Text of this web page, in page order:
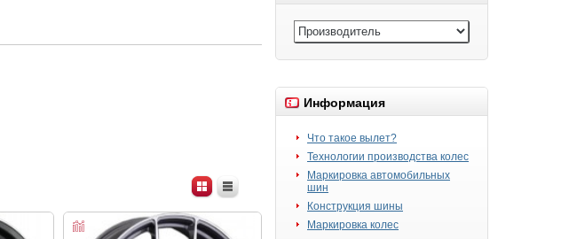
Информация
Что такое вылет?
Технологии производства колес
Маркировка автомобильных
шин
Конструкция шины
Маркировка колес